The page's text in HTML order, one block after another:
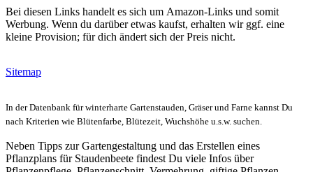
Bei diesen Links handelt es sich um Amazon-Links und somit
Werbung. Wenn du darüber etwas kaufst, erhalten wir ggf. eine
kleine Provision; für dich ändert sich der Preis nicht.
Sitemap
In der Datenbank für winterharte Gartenstauden, Gräser und Farne kannst Du
nach Kriterien wie Blütenfarbe, Blütezeit, Wuchshöhe u.s.w. suchen.
Neben Tipps zur Gartengestaltung und das Erstellen eines
Pflanzplans für Staudenbeete findest Du viele Infos über